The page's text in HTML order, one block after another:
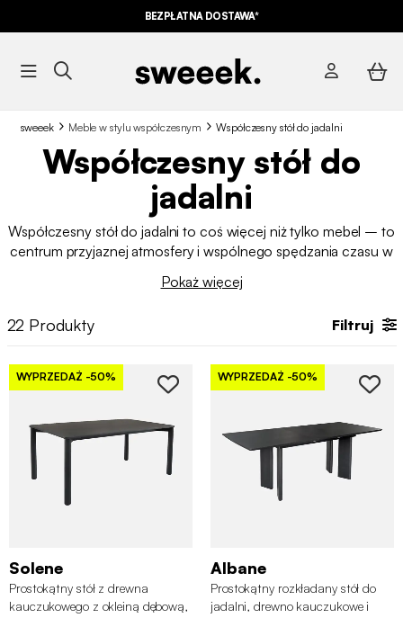
BEZPŁATNA DOSTAWA*
sweeek Meble w stylu współczesnym Współczesny stół do jadalni
Współczesny stół do
jadalni
Współczesny stół do jadalni to coś więcej niż tylko mebel – to
centrum przyjaznej atmosfery i wspólnego spędzania czasu w
materiałom i eleganckim liniom nadaje stylu i wyrafinowania do
wykończeń, nasze współczesne i designerskie
stoły do jadalni
Pokaż więcej
22 Produkty Filtruj
WYPRZEDAŻ -50%
Solene
Prostokątny stół z drewna
kauczukowego z okleiną dębową,
WYPRZEDAŻ -50%
Albane
Prostokątny rozkładany stół do
jadalni, drewno kauczukowe i